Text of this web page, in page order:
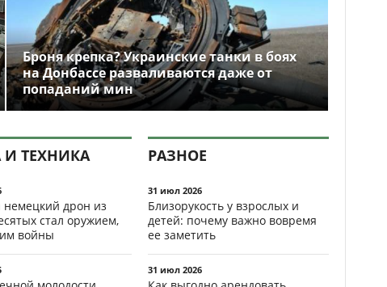
Броня крепка? Украинские танки в боях
на Донбассе разваливаются даже от
попаданий мин
И ТЕХНИКА
дрон из
стал оружием,
войны
РАЗНОЕ
31 июл 2026
Близорукость у взрослых и
детей: почему важно вовремя
ее заметить
31 июл 2026